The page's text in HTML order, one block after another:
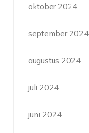
oktober 2024
september 2024
augustus 2024
juli 2024
juni 2024